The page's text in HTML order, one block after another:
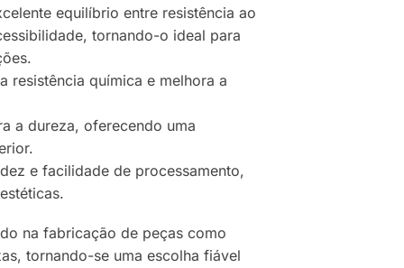
equilíbrio entre resistência ao
tornando-o ideal para
resistência química e melhora a
a dureza, oferecendo uma
e facilidade de processamento,
na fabricação de peças como
tornando-se uma escolha fiável